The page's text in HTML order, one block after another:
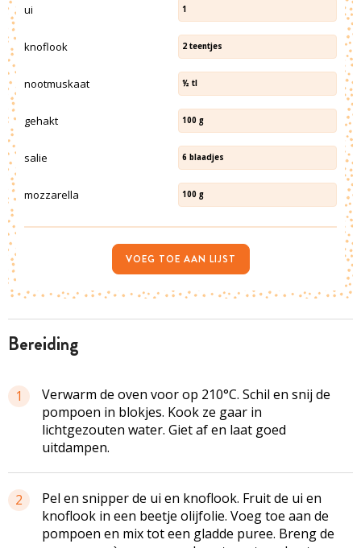
bereiding
1
Verwarm de oven voor op 210°C. Schil en snij de
pompoen in blokjes. Kook ze gaar in
lichtgezouten water. Giet af en laat goed
uitdampen.
2
Pel en snipper de ui en knoflook. Fruit de ui en
knoflook in een beetje olijfolie. Voeg toe aan de
pompoen en mix tot een gladde puree. Breng de
ui 1
knoflook 2 teentjes
nootmuskaat ½ tl
gehakt 100 g
salie 6 blaadjes
mozzarella 100 g
VOEG TOE AAN LIJST